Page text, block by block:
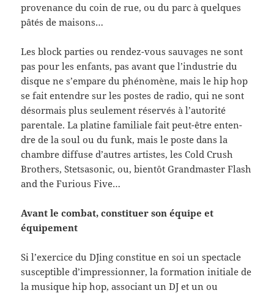
prove­nance du coin de rue, ou du parc à quelques
pâtés de maisons…
Les block par­ties ou rendez-​vous sauvages ne sont
pas pour les enfants, pas avant que l’industrie du
disque ne s’empare du phénomène, mais le hip hop
se fait enten­dre sur les postes de radio, qui ne sont
désor­mais plus seule­ment réservés à l’autorité
parentale. La pla­tine famil­iale fait peut-​être enten­
dre de la soul ou du funk, mais le poste dans la
cham­bre dif­fuse d’autres artistes, les Cold Crush
Broth­ers, Stet­sasonic, ou, bien­tôt Grand­mas­ter Flash
and the Furi­ous Five…
Avant le com­bat, con­stituer son équipe et
équipement
Si l’exercice du DJing con­stitue en soi un spec­ta­cle
sus­cep­ti­ble d’impressionner, la for­ma­tion ini­tiale de
la musique hip hop, asso­ciant un DJ et un ou